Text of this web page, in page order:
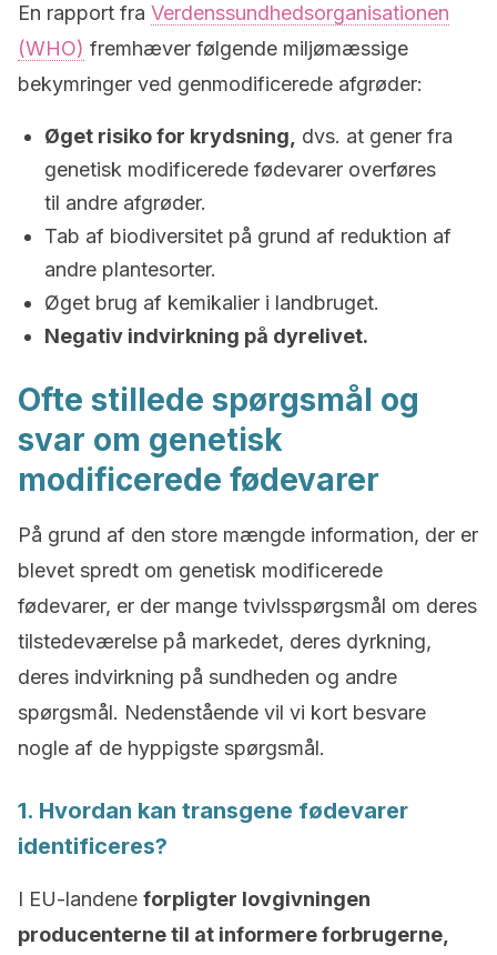
En rapport fra Verdenssundhedsorganisationen
(WHO) fremhæver følgende miljømæssige
bekymringer ved genmodificerede afgrøder:
Øget risiko for krydsning,
dvs. at gener fra
genetisk modificerede fødevarer overføres
til andre afgrøder.
Tab af biodiversitet på grund af reduktion af
andre plantesorter.
Øget brug af kemikalier i landbruget.
Negativ indvirkning på dyrelivet.
Ofte stillede spørgsmål og
svar om genetisk
modificerede fødevarer
På grund af den store mængde information, der er
blevet spredt om genetisk modificerede
fødevarer, er der mange tvivlsspørgsmål om deres
tilstedeværelse på markedet, deres dyrkning,
deres indvirkning på sundheden og andre
spørgsmål. Nedenstående vil vi kort besvare
nogle af de hyppigste spørgsmål.
1. Hvordan kan transgene fødevarer
identificeres?
I EU-landene forpligter lovgivningen
producenterne til at informere forbrugerne,